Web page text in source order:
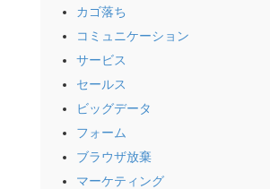
カゴ落ち
コミュニケーション
サービス
セールス
ビッグデータ
フォーム
ブラウザ放棄
マーケティング